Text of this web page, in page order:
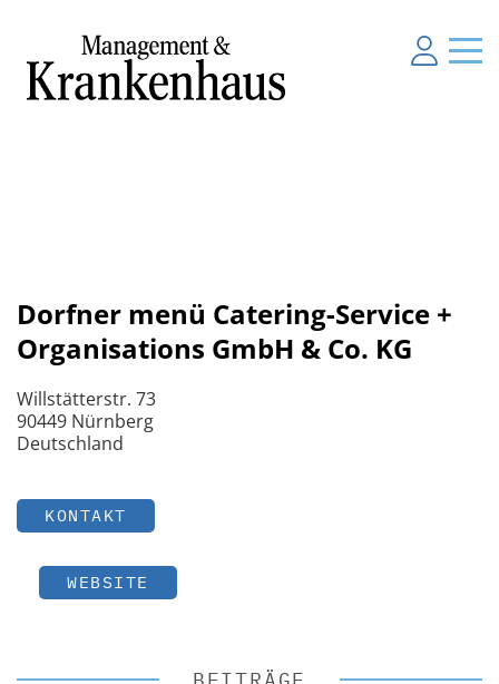
Dorfner menü Catering-Service +
Organisations GmbH & Co. KG
Willstätterstr. 73
90449 Nürnberg
Deutschland
KONTAKT
WEBSITE